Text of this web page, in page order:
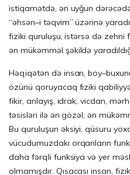
istiqamətdə, ən uyğun
“əhsən–i təqvim” üzərinə
fiziki quruluşu, istərsə də zehni
ən mükəmməl şəkildə
Həqiqətən də insan,
özünü qoruyacaq fiziki
fikir, anlayış, idrak, vicdan,
təsisləri ilə ən gözəl, ən
Bu quruluşun əksiyi, qüsuru
vücudumuzdakı orqanların
daha fərqli funksiya və yer
olmamışdır. Qısacası insan,